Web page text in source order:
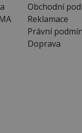
Obchodní
Reklamace
Právní
Doprava